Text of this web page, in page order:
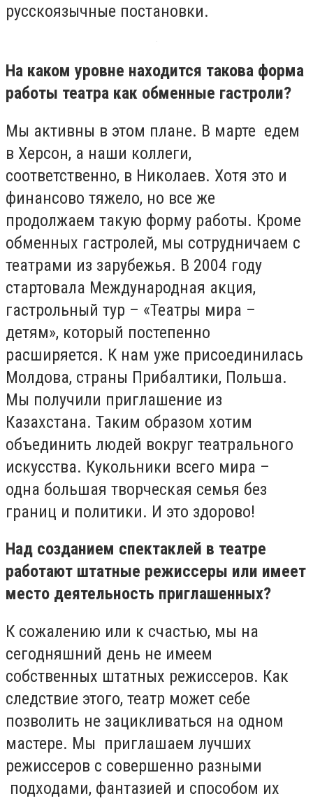
русскоязычные постановки.
На каком уровне находится такова форма
работы театра как обменные гастроли?
Мы активны в этом плане. В марте едем
в Херсон, а наши коллеги,
соответственно, в Николаев. Хотя это и
финансово тяжело, но все же
продолжаем такую форму работы. Кроме
обменных гастролей, мы сотрудничаем с
театрами из зарубежья. В 2004 году
стартовала Международная акция,
гастрольный тур – «Театры мира –
детям», который постепенно
расширяется. К нам уже присоединилась
Молдова, страны Прибалтики, Польша.
Мы получили приглашение из
Казахстана. Таким образом хотим
объединить людей вокруг театрального
искусства. Кукольники всего мира –
одна большая творческая семья без
границ и политики. И это здорово!
Над созданием спектаклей в театре
работают штатные режиссеры или имеет
место деятельность приглашенных?
К сожалению или к счастью, мы на
сегодняшний день не имеем
собственных штатных режиссеров. Как
следствие этого, театр может себе
позволить не зацикливаться на одном
мастере. Мы приглашаем лучших
режиссеров с совершенно разными
подходами, фантазией и способом их